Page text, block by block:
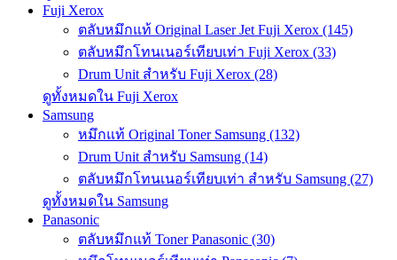
Fuji Xerox
ตลับหมึกแท้ Original Laser Jet Fuji Xerox (145)
ตลับหมึกโทนเนอร์เทียบเท่า Fuji Xerox (33)
Drum Unit สำหรับ Fuji Xerox (28)
ดูทั้งหมดใน Fuji Xerox
Samsung
หมึกแท้ Original Toner Samsung (132)
Drum Unit สำหรับ Samsung (14)
ตลับหมึกโทนเนอร์เทียบเท่า สำหรับ Samsung (27)
ดูทั้งหมดใน Samsung
Panasonic
ตลับหมึกแท้ Toner Panasonic (30)